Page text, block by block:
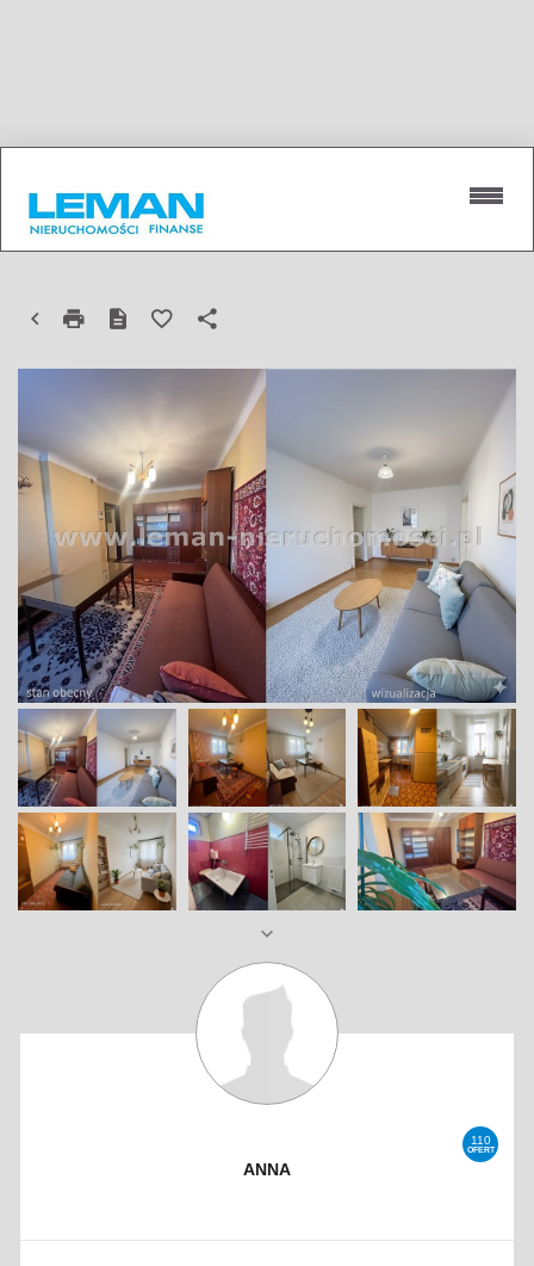
LUBLIN, ZA CUKROWNIĄ
110
OFERT
ANNA